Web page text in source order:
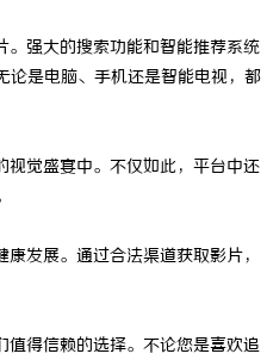
强大的搜索功能和智能推荐系统
论是电脑、手机还是智能电视，都
觉盛宴中。不仅如此，平台中还
发展。通过合法渠道获取影片，
得信赖的选择。不论您是喜欢追